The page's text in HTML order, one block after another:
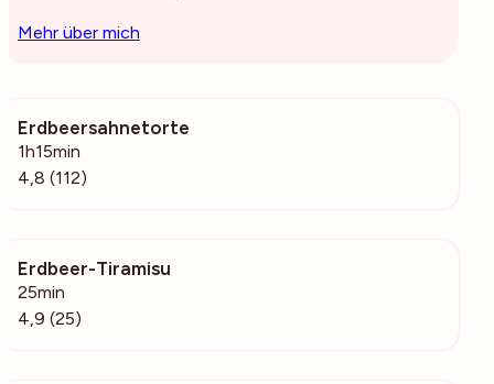
Mehr über mich
Erdbeersahnetorte
1h15min
4,8 (112)
Erdbeer-Tiramisu
25min
4,9 (25)